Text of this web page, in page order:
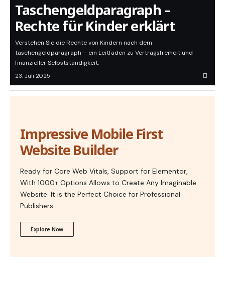
Taschengeldparagraph –
Rechte für Kinder erklärt
Verstehen Sie die Rechte von Kindern nach dem
taschengeldparagraph – ein Leitfaden zu Vertragsfreiheit und
finanzieller Selbstständigkeit.
23. Juli 2025
Impressive Mobile First
Website Builder
Ready for Core Web Vitals, Support for Elementor,
With 1000+ Options Allows to Create Any Imaginable
Website. It is the Perfect Choice for Professional
Publishers.
Explore Now